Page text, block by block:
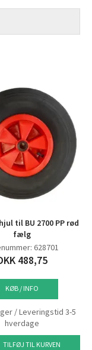
til BU 2700 PP rød
fælg
628701
488,75
KØB / INFO
/ Leveringstid 3-5
hverdage
TILFØJ TIL KURVEN